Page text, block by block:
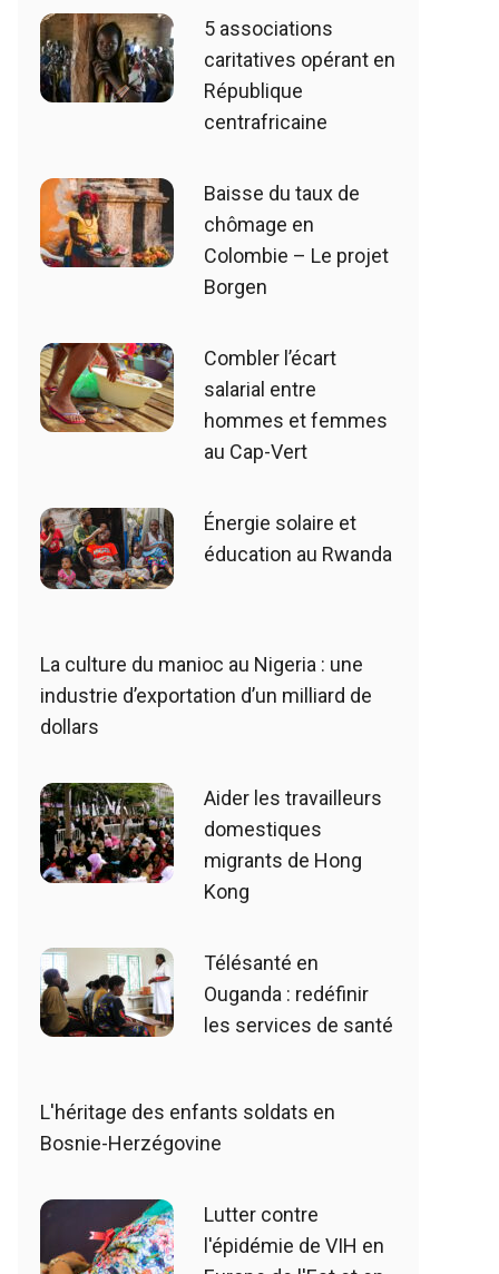
5 associations
caritatives opérant en
République
centrafricaine
Baisse du taux de
chômage en
Colombie – Le projet
Borgen
Combler l’écart
salarial entre
hommes et femmes
au Cap-Vert
Énergie solaire et
éducation au Rwanda
La culture du manioc au Nigeria : une
industrie d’exportation d’un milliard de
dollars
Aider les travailleurs
domestiques
migrants de Hong
Kong
Télésanté en
Ouganda : redéfinir
les services de santé
L'héritage des enfants soldats en
Bosnie-Herzégovine
Lutter contre
l'épidémie de VIH en